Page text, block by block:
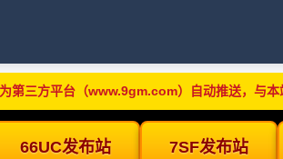
第三方平台（www.9gm.com）自动推送，与本